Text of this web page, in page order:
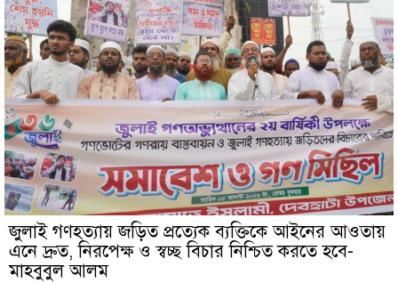
জুলাই গণহত্যায় জড়িত প্রত্যেক ব্যক্তিকে আইনের আওতায়
এনে দ্রুত, নিরপেক্ষ ও স্বচ্ছ বিচার নিশ্চিত করতে হবে-
মাহবুবুল আলম